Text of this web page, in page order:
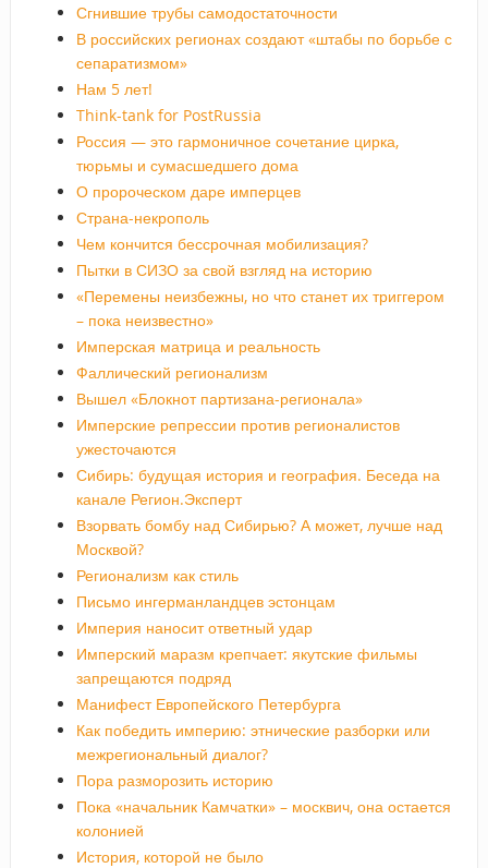
Сгнившие трубы самодостаточности
В российских регионах создают «штабы по борьбе с
сепаратизмом»
Нам 5 лет!
Think-tank for PostRussia
Россия — это гармоничное сочетание цирка,
тюрьмы и сумасшедшего дома
О пророческом даре имперцев
Страна-некрополь
Чем кончится бессрочная мобилизация?
Пытки в СИЗО за свой взгляд на историю
«Перемены неизбежны, но что станет их триггером
– пока неизвестно»
Имперская матрица и реальность
Фаллический регионализм
Вышел «Блокнот партизана-регионала»
Имперские репрессии против регионалистов
ужесточаются
Сибирь: будущая история и география. Беседа на
канале Регион.Эксперт
Взорвать бомбу над Сибирью? А может, лучше над
Москвой?
Регионализм как стиль
Письмо ингерманландцев эстонцам
Империя наносит ответный удар
Имперский маразм крепчает: якутские фильмы
запрещаются подряд
Манифест Европейского Петербурга
Как победить империю: этнические разборки или
межрегиональный диалог?
Пора разморозить историю
Пока «начальник Камчатки» – москвич, она остается
колонией
История, которой не было